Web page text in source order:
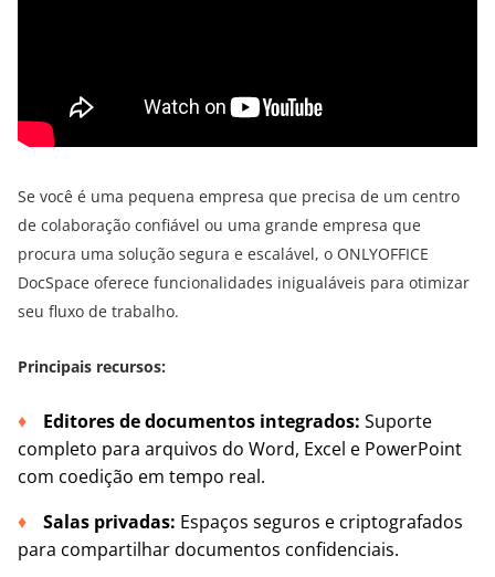
Se você é uma pequena empresa que precisa de um centro
de colaboração confiável ou uma grande empresa que
procura uma solução segura e escalável, o ONLYOFFICE
DocSpace oferece funcionalidades inigualáveis para otimizar
seu fluxo de trabalho.
Principais recursos:
Editores de documentos integrados: Suporte
completo para arquivos do Word, Excel e PowerPoint
com coedição em tempo real.
Salas privadas: Espaços seguros e criptografados
para compartilhar documentos confidenciais.